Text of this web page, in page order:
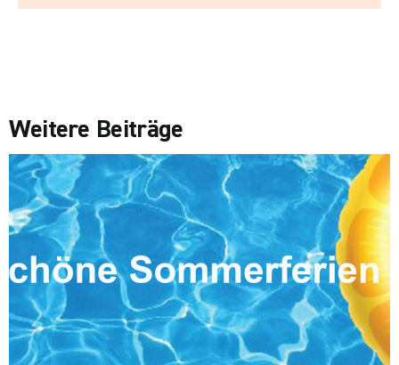
Weitere Beiträge